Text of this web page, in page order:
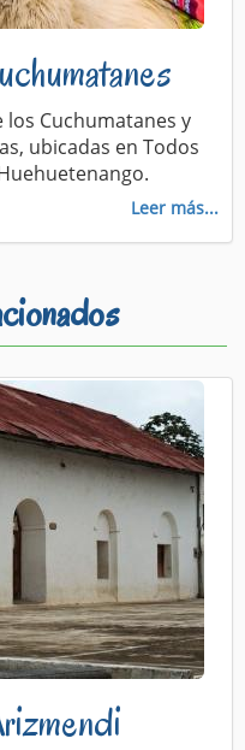
los Cuchumatanes y
ubicadas en Todos
Leer más...